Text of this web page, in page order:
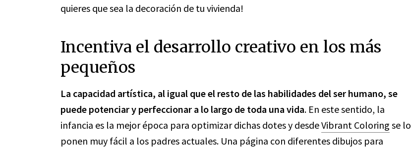
quieres que sea la decoración de tu vivienda!
Incentiva el desarrollo creativo en los más
pequeños
La capacidad artística, al igual que el resto de las habilidades del ser humano, se
puede potenciar y perfeccionar a lo largo de toda una vida. En este sentido, la
infancia es la mejor época para optimizar dichas dotes y desdeVibrant Coloring se lo
ponen muy fácil a los padres actuales. Una página con diferentes dibujos para